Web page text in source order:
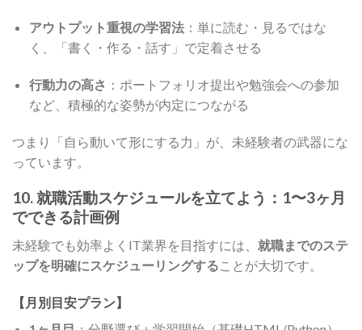
アウトプット重視の学習法：単に読む・見るではな
く、「書く・作る・話す」で定着させる
行動力の高さ ：ポートフォリオ提出や勉強会への参加
など、積極的な姿勢が内定につながる
つまり「自ら動いて形にする力」が、未経験者の武器にな
っています。
10. 就職活動スケジュールを立てよう：1〜3ヶ月
でできる計画例
未経験でも効率よくIT業界を目指すには、 就職までのステ
ップを明確にスケジューリングすることが大切です。
【月別目安プラン】